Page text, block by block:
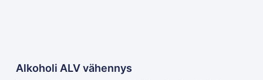
Alkoholi ALV vähennys